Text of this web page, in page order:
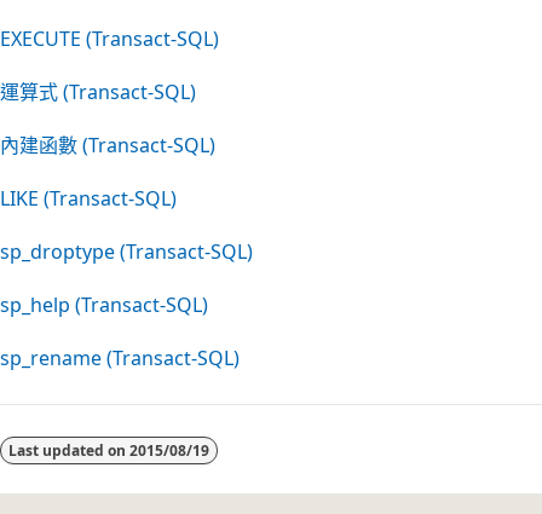
EXECUTE (Transact-SQL)
運算式 (Transact-SQL)
內建函數 (Transact-SQL)
LIKE (Transact-SQL)
sp_droptype (Transact-SQL)
sp_help (Transact-SQL)
sp_rename (Transact-SQL)
模
式
Last updated on 2015/08/19